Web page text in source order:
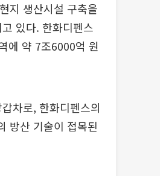
지 생산시설 구축을
있다. 한화디펜스
에 약 7조6000억 원
차로, 한화디펜스의
방산 기술이 접목된